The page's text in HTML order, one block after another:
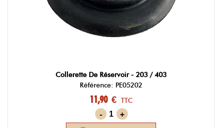
Collerette De Réservoir - 203 / 403
Référence: PE05202
11,90 € TTC
-
+